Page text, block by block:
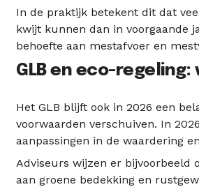
In de praktijk betekent dit dat
kwijt kunnen dan in voorgaande
behoefte aan mestafvoer en
GLB en eco-
Het GLB blijft ook in 2026 een
voorwaarden verschuiven. In
aanpassingen in de waardering
Adviseurs wijzen er bijvoorbeeld
aan groene bedekking en